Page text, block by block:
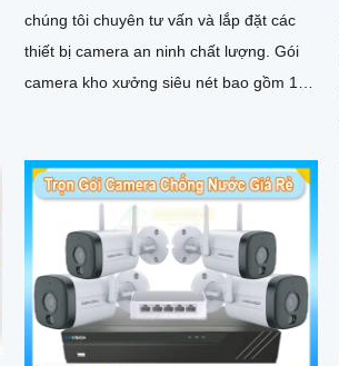
chúng tôi chuyên tư vấn và lắp đặt các
thiết bị camera an ninh chất lượng. Gói
camera kho xưởng siêu nét bao gồm 1